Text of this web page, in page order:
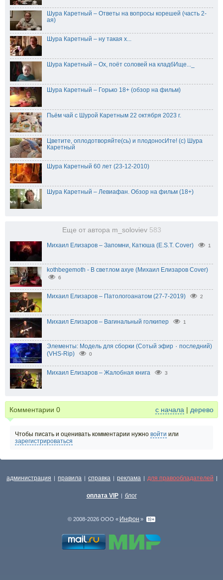
Шура Каретный – Ответы на вопросы корешей (часть 2-
ая)
Шура Каретный – ну такая х...
Шура Каретный – Ох, поёт соловей на кладбИще..._
Шура Каретный – Горько 18+ (обзор на фильм)
Пьём чай с Шурой Каретным 22 октября 2023 г.
Цветите, оплодотворяйте(сь) и плодоносИте! (с) Шура
Каретный
Шура Каретный 60 лет (23-12-2010)
Шура Каретный – Левиафан. Обзор на фильм (18+)
Еще от автора m_soloviev 583
Михаил Елизаров – Запомни, Катюша (E.S.T. Cover) 1
kothbegemoth - В светлом ахуе (Михаил Елизаров Cover)
6
Михаил Елизаров – Патологоанатом (27-7-2019) 2
Михаил Елизаров – Вагинальный голкипер 1
Элементы: Модель для сборки (Сотый эфир ٠ последний)
(VHS-Rip)
0
Михаил Елизаров – Жалобная книга 3
Комментарии 0 с начала | дерево
Чтобы писать и оценивать комментарии нужно войти или
зарегистрироваться
администрация | правила | справка | реклама | для правообладателей |
оплата VIP | блог
© 2008-2026 ООО « Инфон »